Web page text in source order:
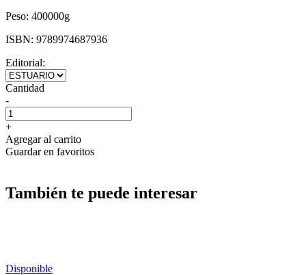
Peso: 400000g
ISBN: 9789974687936
Editorial:
Cantidad
-
+
Agregar al carrito
Guardar en favoritos
También te puede interesar
Disponible